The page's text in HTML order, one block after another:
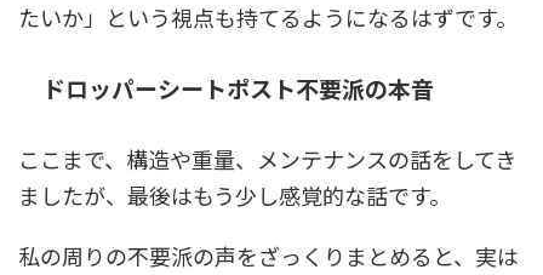
たいか」という視点も持てるようになるはずです。
ドロッパーシートポスト不要派の本音
ここまで、構造や重量、メンテナンスの話をしてき
ましたが、最後はもう少し感覚的な話です。
私の周りの不要派の声をざっくりまとめると、実は